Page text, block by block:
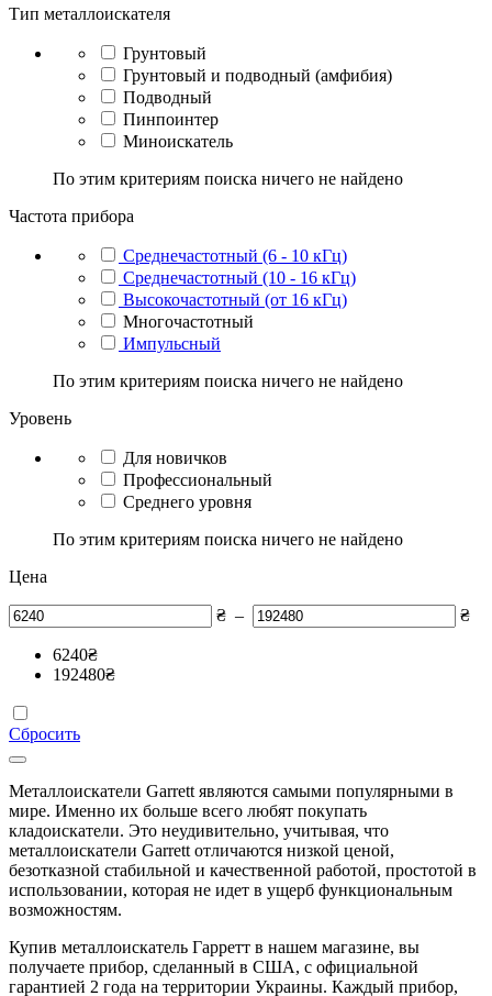
Тип металлоискателя
Грунтовый
Грунтовый и подводный (амфибия)
Подводный
Пинпоинтер
Миноискатель
По этим критериям поиска ничего не найдено
Частота прибора
Среднечастотный (6 - 10 кГц)
Среднечастотный (10 - 16 кГц)
Высокочастотный (от 16 кГц)
Многочастотный
Импульсный
По этим критериям поиска ничего не найдено
Уровень
Для новичков
Профессиональный
Среднего уровня
По этим критериям поиска ничего не найдено
Цена
₴ – ₴
6240₴
192480₴
Сбросить
Металлоискатели Garrett являются самыми популярными в
мире. Именно их больше всего любят покупать
кладоискатели. Это неудивительно, учитывая, что
металлоискатели Garrett отличаются низкой ценой,
безотказной стабильной и качественной работой, простотой в
использовании, которая не идет в ущерб функциональным
возможностям.
Купив металлоискатель Гарретт в нашем магазине, вы
получаете прибор, сделанный в США, с официальной
гарантией 2 года на территории Украины. Каждый прибор,